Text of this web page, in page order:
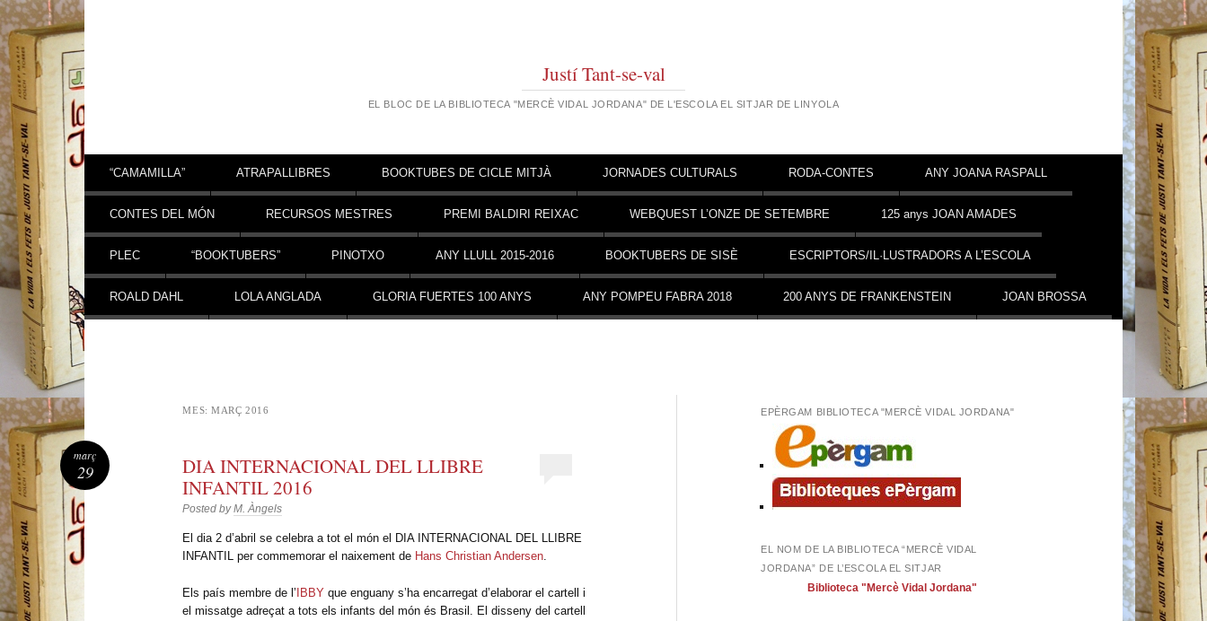
Justí Tant-se-val
EL BLOC DE LA BIBLIOTECA "MERCÈ VIDAL JORDANA" DE L'ESCOLA EL SITJAR DE LINYOLA
Vés al contingut
“CAMAMILLA” ATRAPALLIBRES BOOKTUBES DE CICLE MITJÀ JORNADES CULTURALS RODA-CONTES ANY JOANA RASPALL
CONTES DEL MÓN RECURSOS MESTRES PREMI BALDIRI REIXAC WEBQUEST L’ONZE DE SETEMBRE 125 anys JOAN AMADES
PLEC “BOOKTUBERS” PINOTXO ANY LLULL 2015-2016 BOOKTUBERS DE SISÈ ESCRIPTORS/IL·LUSTRADORS A L’ESCOLA
ROALD DAHL LOLA ANGLADA GLORIA FUERTES 100 ANYS ANY POMPEU FABRA 2018 200 ANYS DE FRANKENSTEIN JOAN BROSSA
MES:MARÇ 2016
DIA INTERNACIONAL DEL LLIBRE
INFANTIL 2016
Posted byM. Àngels
El dia 2 d’abril se celebra a tot el món el DIA INTERNACIONAL DEL LLIBRE
INFANTIL per commemorar el naixement de Hans Christian Andersen.
Els país membre de l’ IBBY que enguany s’ha encarregat d’elaborar el cartell i
el missatge adreçat a tots els infants del món és Brasil. El disseny del cartell
març
29
EPÈRGAM BIBLIOTECA "MERCÈ VIDAL JORDANA"
EL NOM DE LA BIBLIOTECA “MERCÈ VIDAL
JORDANA” DE L’ESCOLA EL SITJAR
Biblioteca "Mercè Vidal Jordana"